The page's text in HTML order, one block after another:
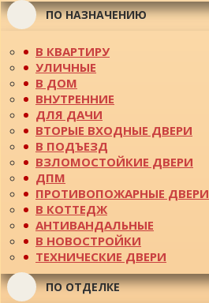
ПО НАЗНАЧЕНИЮ
В КВАРТИРУ
УЛИЧНЫЕ
В ДОМ
ВНУТРЕННИЕ
ДЛЯ ДАЧИ
ВТОРЫЕ ВХОДНЫЕ ДВЕРИ
В ПОДЪЕЗД
ВЗЛОМОСТОЙКИЕ ДВЕРИ
ДПМ
ПРОТИВОПОЖАРНЫЕ ДВЕРИ
В КОТТЕДЖ
АНТИВАНДАЛЬНЫЕ
В НОВОСТРОЙКИ
ТЕХНИЧЕСКИЕ ДВЕРИ
ПО ОТДЕЛКЕ